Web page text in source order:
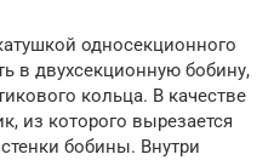
односекционного
в двухсекционную бобину,
кольца. В качестве
из которого вырезается
бобины. Внутри